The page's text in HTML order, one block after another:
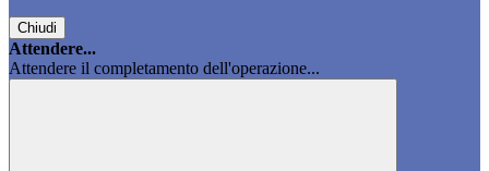
Chiudi
Attendere...
Attendere il completamento dell'operazione...